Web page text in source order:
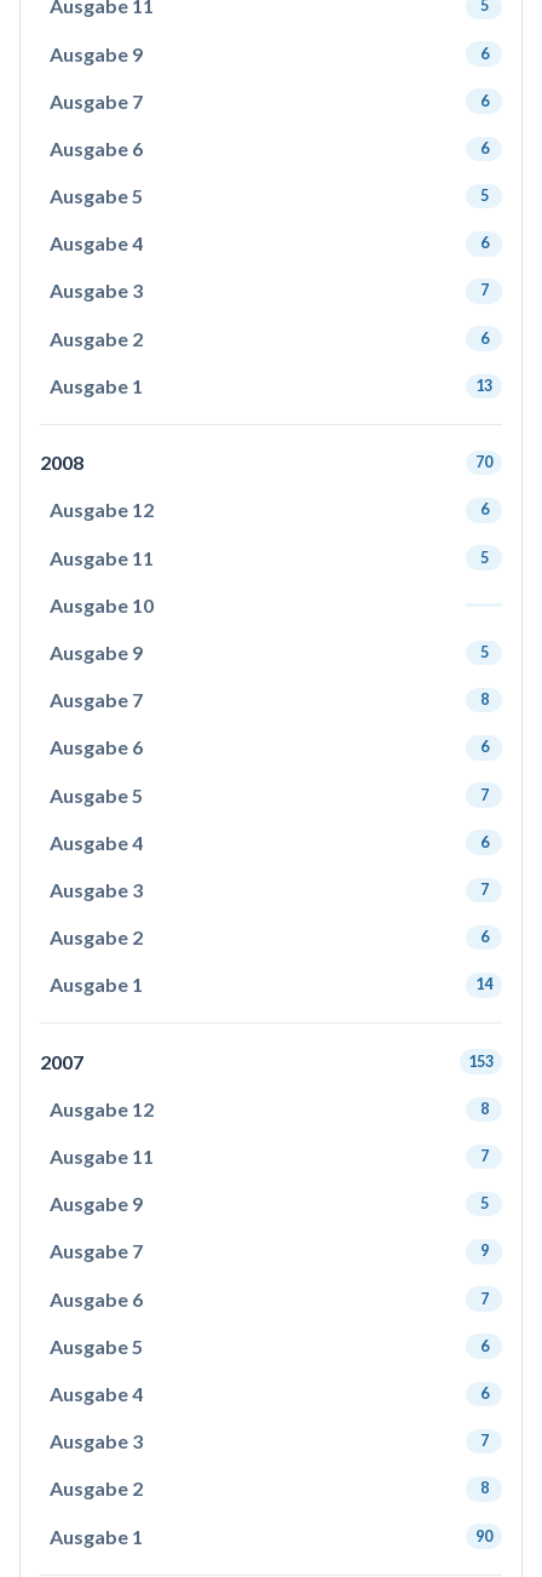
Ausgabe 11 5
Ausgabe 9 6
Ausgabe 7 6
Ausgabe 6 6
Ausgabe 5 5
Ausgabe 4 6
Ausgabe 3 7
Ausgabe 2 6
Ausgabe 1 13
2008 70
Ausgabe 12 6
Ausgabe 11 5
Ausgabe 10
Ausgabe 9 5
Ausgabe 7 8
Ausgabe 6 6
Ausgabe 5 7
Ausgabe 4 6
Ausgabe 3 7
Ausgabe 2 6
Ausgabe 1 14
2007 153
Ausgabe 12 8
Ausgabe 11 7
Ausgabe 9 5
Ausgabe 7 9
Ausgabe 6 7
Ausgabe 5 6
Ausgabe 4 6
Ausgabe 3 7
Ausgabe 2 8
Ausgabe 1 90